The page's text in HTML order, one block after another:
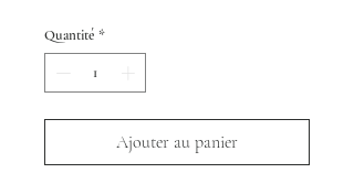
Quantité *
Ajouter au panier